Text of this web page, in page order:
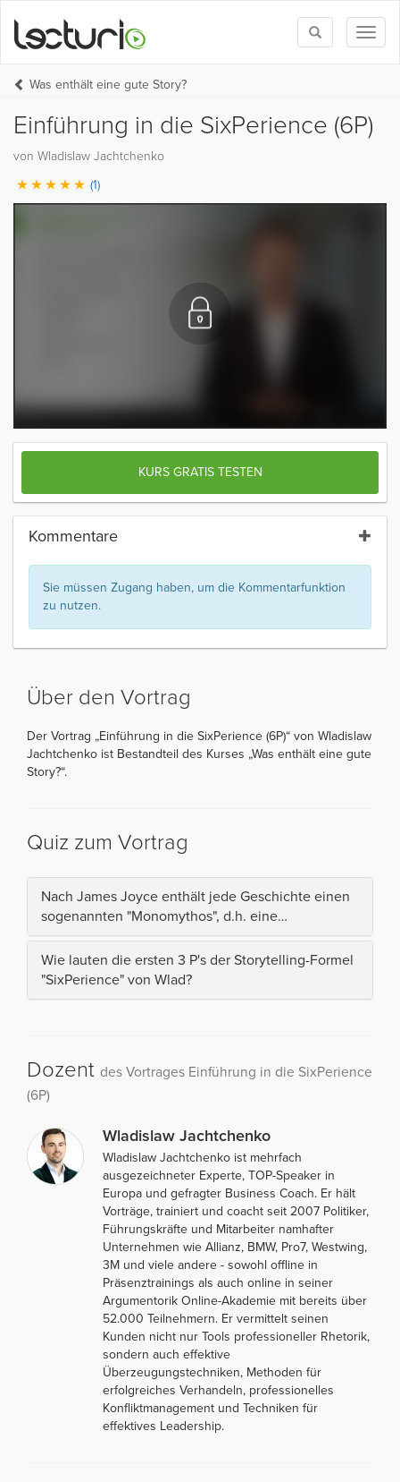
Toggle
search
Was enthält eine gute Story?
Einführung in die SixPerience (6P)
von Wladislaw Jachtchenko
(1)
KURS GRATIS TESTEN
Kommentare
Sie müssen Zugang haben, um die Kommentarfunktion
zu nutzen.
Über den Vortrag
Der Vortrag „Einführung in die SixPerience (6P)“ von Wladislaw
Jachtchenko ist Bestandteil des Kurses „Was enthält eine gute
Story?“.
Quiz zum Vortrag
Nach James Joyce enthält jede Geschichte einen
sogenannten "Monomythos", d.h. eine…
Wie lauten die ersten 3 P's der Storytelling-Formel
"SixPerience" von Wlad?
Dozent des Vortrages Einführung in die SixPerience
(6P)
Wladislaw Jachtchenko
Wladislaw Jachtchenko ist mehrfach
ausgezeichneter Experte, TOP-Speaker in
Europa und gefragter Business Coach. Er hält
Vorträge, trainiert und coacht seit 2007 Politiker,
Führungskräfte und Mitarbeiter namhafter
Unternehmen wie Allianz, BMW, Pro7, Westwing,
3M und viele andere - sowohl offline in
Präsenztrainings als auch online in seiner
Argumentorik Online-Akademie mit bereits über
52.000 Teilnehmern. Er vermittelt seinen
Kunden nicht nur Tools professioneller Rhetorik,
sondern auch effektive
Überzeugungstechniken, Methoden für
erfolgreiches Verhandeln, professionelles
Konfliktmanagement und Techniken für
effektives Leadership.